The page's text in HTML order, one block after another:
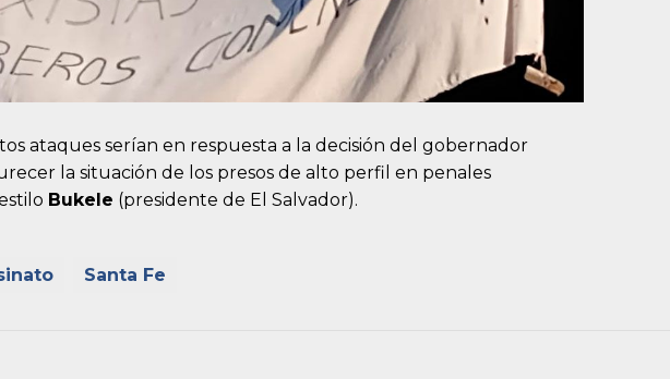
ataques serían en respuesta a la decisión del gobernador
la situación de los presos de alto perfil en penales
Bukele (presidente de El Salvador).
Santa Fe